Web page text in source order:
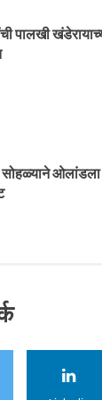
सोहळ्याने ओलांडला
पालख्यांचे
हस्ते